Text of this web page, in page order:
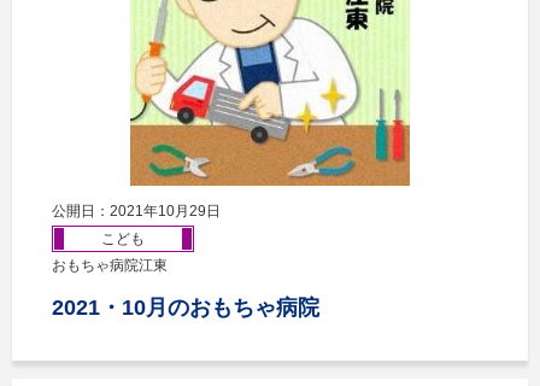
公開日：2021年10月29日
こども
おもちゃ病院江東
2021・10月のおもちゃ病院